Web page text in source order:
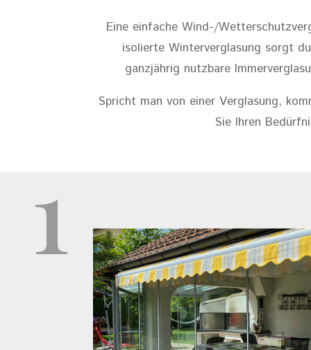
Eine einfache Wind-/
isolierte Winterverglasung sorgt
ganzjährig nutzbare
Spricht man von einer Verglasung,
Sie Ihren
1